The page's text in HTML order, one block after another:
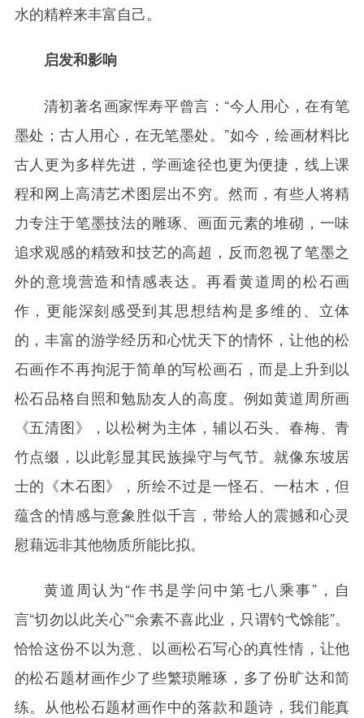
水的精粹来丰富自己。
启发和影响
清初著名画家恽寿平‌曾言：“今人用心，在有笔
墨处；古人用心，在无笔墨处。”如今，绘画材料比
古人更为多样先进，学画途径也更为便捷，线上课
程和网上高清艺术图层出不穷。然而，有些人将精
力专注于笔墨技法的雕琢、画面元素的堆砌，一味
追求观感的精致和技艺的高超，反而忽视了笔墨之
外的意境营造和情感表达。再看黄道周的松石画
作，更能深刻感受到其思想结构是多维的、立体
的，丰富的游学经历和心忧天下的情怀，让他的松
石画作不再拘泥于简单的写松画石，而是上升到以
松石品格自照和勉励友人的高度。例如黄道周所画
《五清图》，以松树为主体，辅以石头、春梅、青
竹点缀，以此彰显其民族操守与气节。就像东坡居
士的《木石图》，所绘不过是一怪石、一枯木，但
蕴含的情感与意象胜似千言，带给人的震撼和心灵
慰藉远非其他物质所能比拟。
黄道周认为“作书是学问中第七八乘事”，自
言“切勿以此关心”“余素不喜此业，只谓钓弋馀能”。
恰恰这份不以为意、以画松石写心的真性情，让他
的松石题材画作少了些繁琐雕琢，多了份旷达和简
练。从他松石题材画作中的落款和题诗，我们能真